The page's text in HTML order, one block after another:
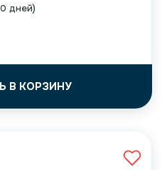
дней)
В КОРЗИНУ